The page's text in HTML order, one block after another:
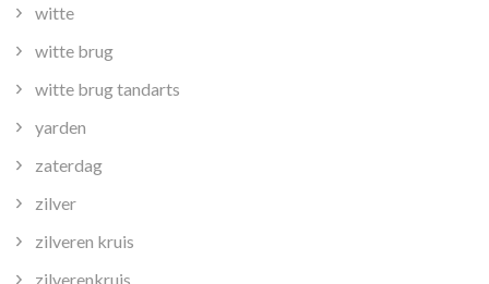
witte
witte brug
witte brug tandarts
yarden
zaterdag
zilver
zilveren kruis
zilverenkruis